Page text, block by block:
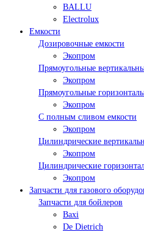
BALLU
Electrolux
Емкости
Дозировочные емкости
Экопром
Прямоугольные
Экопром
Прямоугольные
Экопром
С полным сливом емкости
Экопром
Цилиндрические
Экопром
Цилиндрические
Экопром
Запчасти для газового
Запчасти для бойлеров
Baxi
De Dietrich